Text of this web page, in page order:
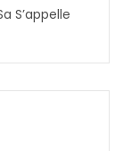
S’appelle